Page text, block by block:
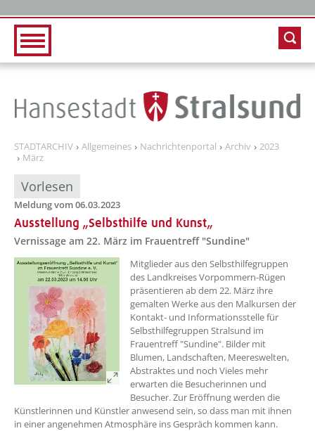
STADTARCHIV Allgemeines Nachrichtenportal Archiv
2023
März
Vorlesen
Meldung vom 06.03.2023
Ausstellung „Selbsthilfe und Kunst„
Vernissage am 22. März im Frauentreff "Sundine"
??? absaetzeOben[1]/titel ???
Mitglieder aus den Selbsthilfegruppen
des Landkreises Vorpommern-Rügen
präsentieren ab dem 22. März ihre
gemalten Werke aus den Malkursen der
Kontakt- und Informationsstelle für
Selbsthilfegruppen Stralsund im
Frauentreff "Sundine". Bilder mit
Blumen, Landschaften, Meereswelten,
Abstraktes und noch Vieles mehr
erwarten die Besucherinnen und
Besucher. Zur Eröffnung werden die
Künstlerinnen und Künstler anwesend sein, so dass man mit ihnen
in einer angenehmen Atmosphäre ins Gespräch kommen kann.